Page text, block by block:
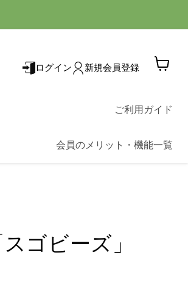
ログイン 新規会員登録
を
ご利用ガイド
会員のメリット・機能一覧
ゴビーズ」